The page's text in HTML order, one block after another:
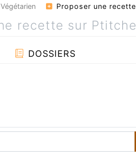
Végétarien Proposer une recette
DOSSIERS